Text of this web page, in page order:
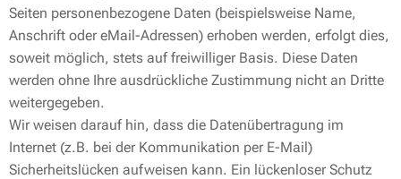
Seiten personenbezogene Daten (beispielsweise Name,
Anschrift oder eMail-Adressen) erhoben werden, erfolgt dies,
soweit möglich, stets auf freiwilliger Basis. Diese Daten
werden ohne Ihre ausdrückliche Zustimmung nicht an Dritte
weitergegeben.
Wir weisen darauf hin, dass die Datenübertragung im
Internet (z.B. bei der Kommunikation per E-Mail)
Sicherheitslücken aufweisen kann. Ein lückenloser Schutz